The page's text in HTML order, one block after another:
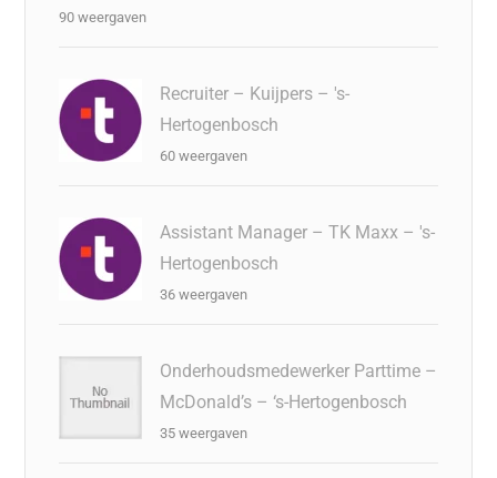
90 weergaven
Recruiter – Kuijpers – 's-
Hertogenbosch
60 weergaven
Assistant Manager – TK Maxx – 's-
Hertogenbosch
36 weergaven
Onderhoudsmedewerker Parttime –
McDonald’s – ‘s-Hertogenbosch
35 weergaven